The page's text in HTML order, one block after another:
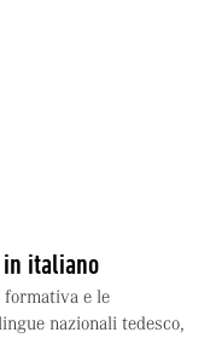
in italiano
formativa e le
nazionali tedesco,